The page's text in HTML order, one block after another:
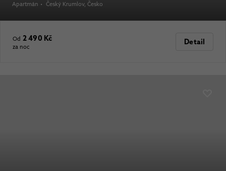
Apartmán • Český Krumlov, Česko
Od 2 490 Kč
za noc
Detail